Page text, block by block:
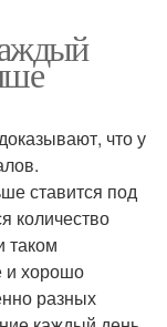
что у
ставится под
количество
таком
и хорошо
разных